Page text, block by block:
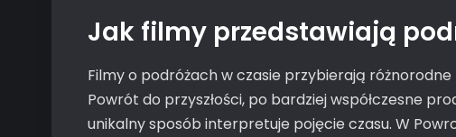
Jak filmy przedstawiają
Filmy o podróżach w czasie przybierają
Powrót do przyszłości, po bardziej współczesne
unikalny sposób interpretuje pojęcie czasu. W